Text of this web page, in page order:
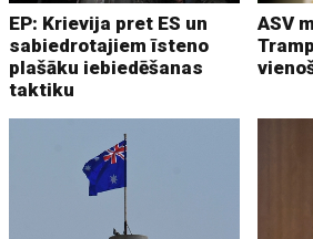
EP: Krievija pret ES un
sabiedrotajiem īsteno
plašāku iebiedēšanas
taktiku
ASV